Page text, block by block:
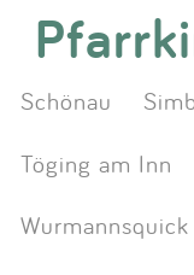
Schönau
Töging am Inn
Wurmannsquick